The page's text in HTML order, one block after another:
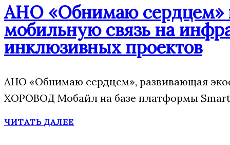
АНО «Обнимаю сердцем»
мобильную связь на
инклюзивных проектов
АНО «Обнимаю сердцем», развивающая
ХОРОВОД Мобайл на базе платформы Smart
ЧИТАТЬ ДАЛЕЕ